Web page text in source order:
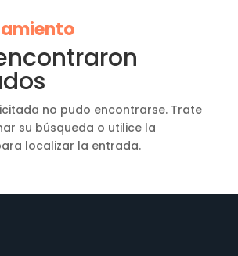
no pudo encontrarse. Trate
su búsqueda o utilice la
localizar la entrada.